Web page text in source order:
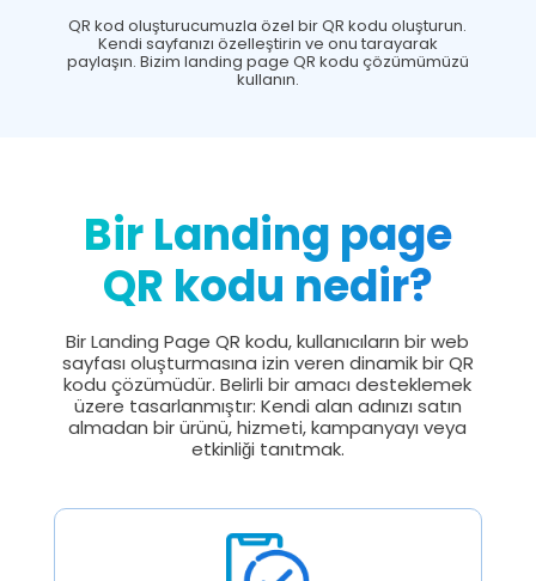
QR kod oluşturucumuzla özel bir QR kodu oluşturun.
Kendi sayfanızı özelleştirin ve onu tarayarak
paylaşın. Bizim landing page QR kodu çözümümüzü
kullanın.
Bir Landing page
QR kodu nedir?
Bir Landing Page QR kodu, kullanıcıların bir web
sayfası oluşturmasına izin veren dinamik bir QR
kodu çözümüdür. Belirli bir amacı desteklemek
üzere tasarlanmıştır: Kendi alan adınızı satın
almadan bir ürünü, hizmeti, kampanyayı veya
etkinliği tanıtmak.